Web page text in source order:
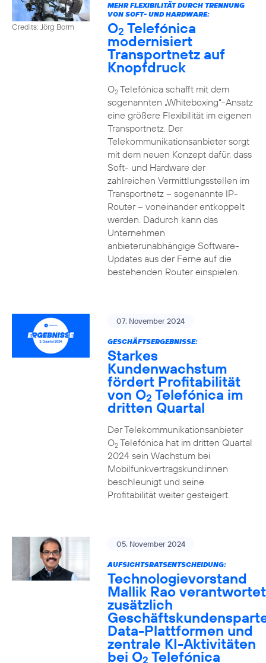
Credits: Jörg Borm
MEHR FLEXIBILITÄT DURCH TRENNUNG
VON SOFT- UND HARDWARE:
O2 Telefónica
modernisiert
Transportnetz auf
Knopfdruck
O2Telefónica schafft mit dem
sogenannten „Whiteboxing“-Ansatz
eine größere Flexibilität im eigenen
Transportnetz. Der
Telekommunikationsanbieter sorgt
mit dem neuen Konzept dafür, dass
Soft- und Hardware der
zahlreichen Vermittlungsstellen im
Transportnetz – sogenannte IP-
Router – voneinander entkoppelt
werden. Dadurch kann das
Unternehmen
anbieterunabhängige Software-
Updates aus der Ferne auf die
bestehenden Router einspielen.
07. November 2024
GESCHÄFTSERGEBNISSE:
Starkes
Kundenwachstum
fördert Profitabilität
von O2 Telefónica im
dritten Quartal
Der Telekommunikationsanbieter
O2Telefónica hat im dritten Quartal
2024 sein Wachstum bei
Mobilfunkvertragskund:innen
beschleunigt und seine
Profitabilität weiter gesteigert.
05. November 2024
AUFSICHTSRATSENTSCHEIDUNG:
Technologievorstand
Mallik Rao verantwortet
zusätzlich
Data-Plattformen und
zentrale KI-Aktivitäten
bei O2 Telefónica